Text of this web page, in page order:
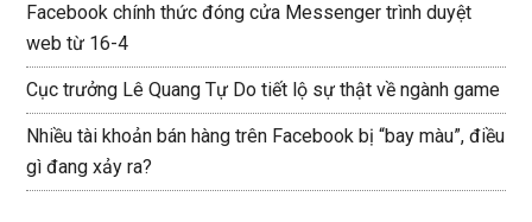
Facebook chính thức đóng cửa Messenger trình duyệt
web từ 16-4
Cục trưởng Lê Quang Tự Do tiết lộ sự thật về ngành game
Nhiều tài khoản bán hàng trên Facebook bị “bay màu”, điều
gì đang xảy ra?